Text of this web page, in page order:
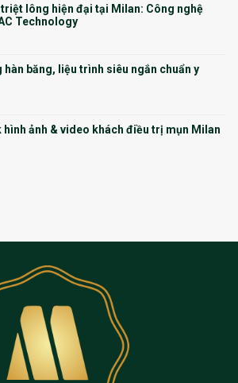
triệt lông hiện đại tại Milan: Công nghệ
Technology
băng, liệu trình siêu ngắn chuẩn y
hình ảnh & video khách điều trị mụn Milan